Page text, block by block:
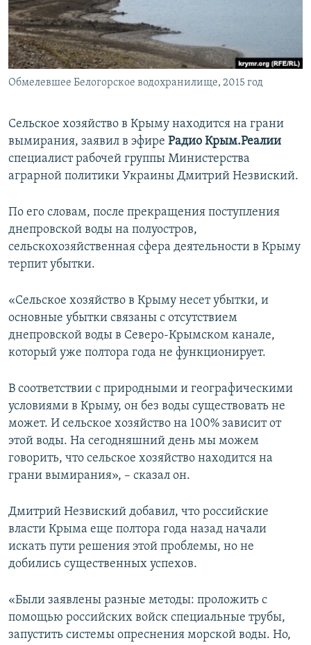
ПОБЕДИТЕЛЕЙ НЕ СУДЯТ?
КРЫМ.НЕПОКОРЕННЫЙ
ELIFBE
УКРАИНСКАЯ ПРОБЛЕМА КРЫМА
ПРИСОЕДИНЯЙТЕСЬ!
Обмелевшее Белогорское водохранилище, 2015 год
Сельское хозяйство в Крыму находится на грани
вымирания, заявил в эфире Радио Крым.Реалии
специалист рабочей группы Министерства
аграрной политики Украины Дмитрий Незвиский.
По его словам, после прекращения поступления
днепровской воды на полуостров,
сельскохозяйственная сфера деятельности в Крыму
терпит убытки.
«Сельское хозяйство в Крыму несет убытки, и
основные убытки связаны с отсутствием
днепровской воды в Северо-Крымском канале,
который уже полтора года не функционирует.
В соответствии с природными и географическими
условиями в Крыму, он без воды существовать не
может. И сельское хозяйство на 100% зависит от
этой воды. На сегодняшний день мы можем
говорить, что сельское хозяйство находится на
грани вымирания», – сказал он.
Дмитрий Незвиский добавил, что российские
власти Крыма еще полтора года назад начали
искать пути решения этой проблемы, но не
добились существенных успехов.
«Были заявлены разные методы: проложить с
помощью российских войск специальные трубы,
запустить системы опреснения морской воды. Но,